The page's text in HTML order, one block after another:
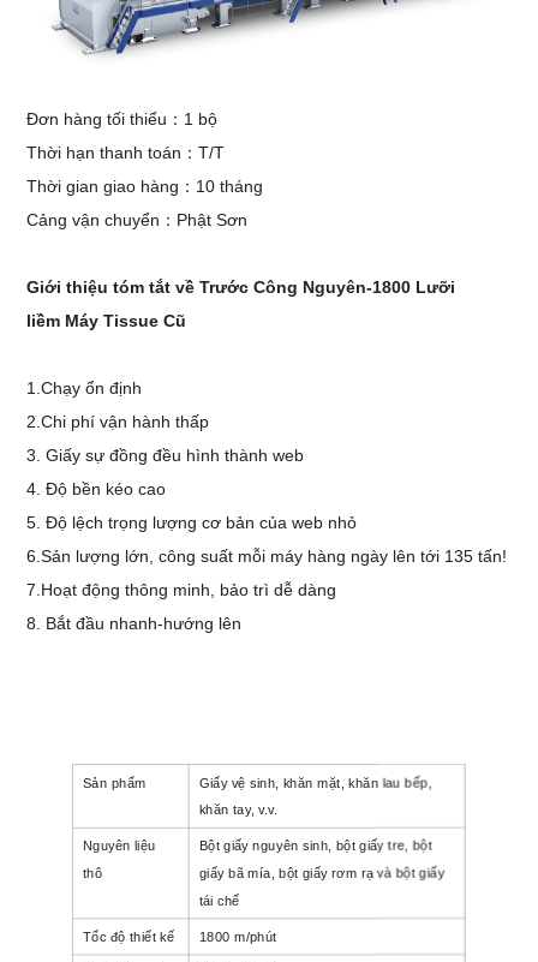
Đơn hàng tối thiểu ： 1 bộ
Thời hạn thanh toán ：T/T
Thời gian giao hàng ：10 tháng
Cảng vận chuyển ： Phật Sơn
Giới thiệu tóm tắt vềTrước Công Nguyên-1800 Lưỡi
liềm Máy Tissue Cũ
1.Chạy ổn định
2.Chi phí vận hành thấp
3.Giấy sự đồng đều hình thành web
4.Độ bền kéo cao
5.Độ lệch trọng lượng cơ bản của web nhỏ
6.Sản lượng lớn, công suất mỗi máy hàng ngày lên tới 135 tấn!
7. Hoạt động thông minh, bảo trì dễ dàng
8. Bắt đầu nhanh-hướng lên
Sản phẩm
Giấy vệ sinh, khăn mặt, khăn lau bếp,
khăn tay, v.v.
Nguyên liệu
thô
Bột giấy nguyên sinh, bột giấy tre, bột
giấy bã mía, bột giấy rơm rạ và bột giấy
tái chế
Tốc độ thiết kế 1800 m/phút